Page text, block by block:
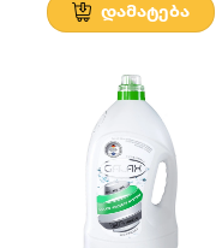
დამატება